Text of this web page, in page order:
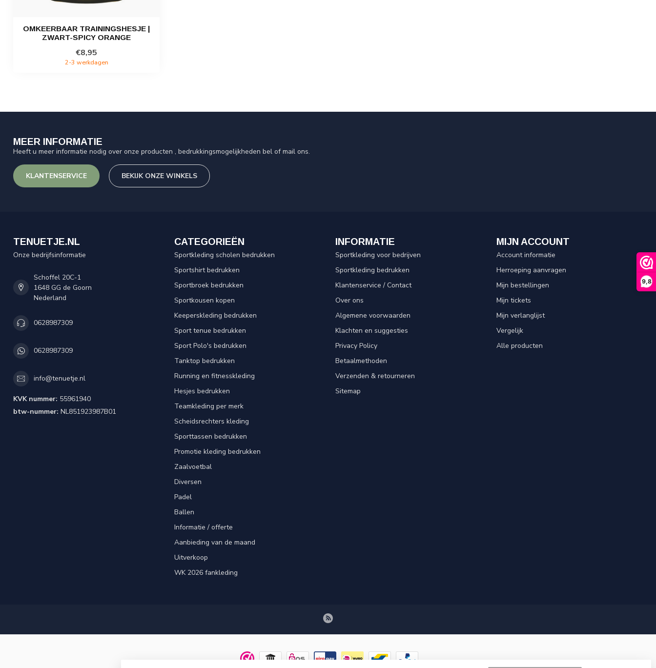
9,8
OMKEERBAAR TRAININGSHESJE |
ZWART-SPICY ORANGE
€8,95
2-3 werkdagen
MEER INFORMATIE
Heeft u meer informatie nodig over onze producten , bedrukkingsmogelijkheden bel of mail ons.
KLANTENSERVICE BEKIJK ONZE WINKELS
TENUETJE.NL
Onze bedrijfsinformatie
Schoffel 20C-1
1648 GG de Goorn
Nederland
0628987309
0628987309
info@tenuetje.nl
KVK nummer: 55961940
btw-nummer: NL851923987B01
CATEGORIEËN
Sportkleding scholen bedrukken
Sportshirt bedrukken
Sportbroek bedrukken
Sportkousen kopen
Keeperskleding bedrukken
Sport tenue bedrukken
Sport Polo's bedrukken
Tanktop bedrukken
Running en fitnesskleding
Hesjes bedrukken
Teamkleding per merk
Scheidsrechters kleding
Sporttassen bedrukken
Promotie kleding bedrukken
Zaalvoetbal
Diversen
Padel
Ballen
Informatie / offerte
Aanbieding van de maand
Uitverkoop
WK 2026 fankleding
INFORMATIE
Sportkleding voor bedrijven
Sportkleding bedrukken
Klantenservice / Contact
Over ons
Algemene voorwaarden
Klachten en suggesties
Privacy Policy
Betaalmethoden
Verzenden & retourneren
Sitemap
MIJN ACCOUNT
Account informatie
Herroeping aanvragen
Mijn bestellingen
Mijn tickets
Mijn verlanglijst
Vergelijk
Alle producten